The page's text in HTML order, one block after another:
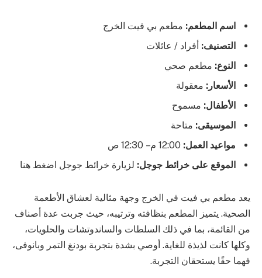
اسم المطعم: مطعم بي فيت الخرج
التصنيف: أفراد / عائلات
النوع: مطعم صحي
الأسعار: معقولة
الأطفال: مسموح
الموسيقى: متاحة
مواعيد العمل:
الموقع على خرائط جوجل: لزيارة خرائط جوجل اضغط هنا
يعد مطعم بي فيت في الخرج وجهة مثالية لعشاق الأطعمة
الصحية. يتميز المطعم بنظافته وترتيبه، حيث جربت عدة أصناف
من القائمة، بما في ذلك السلطات والساندوتشات والحلويات،
وكلها كانت لذيذة للغاية. أوصي بشدة بتجربة بودنغ التمر وبانوفى،
فهما حقًا يستحقان التجربة.